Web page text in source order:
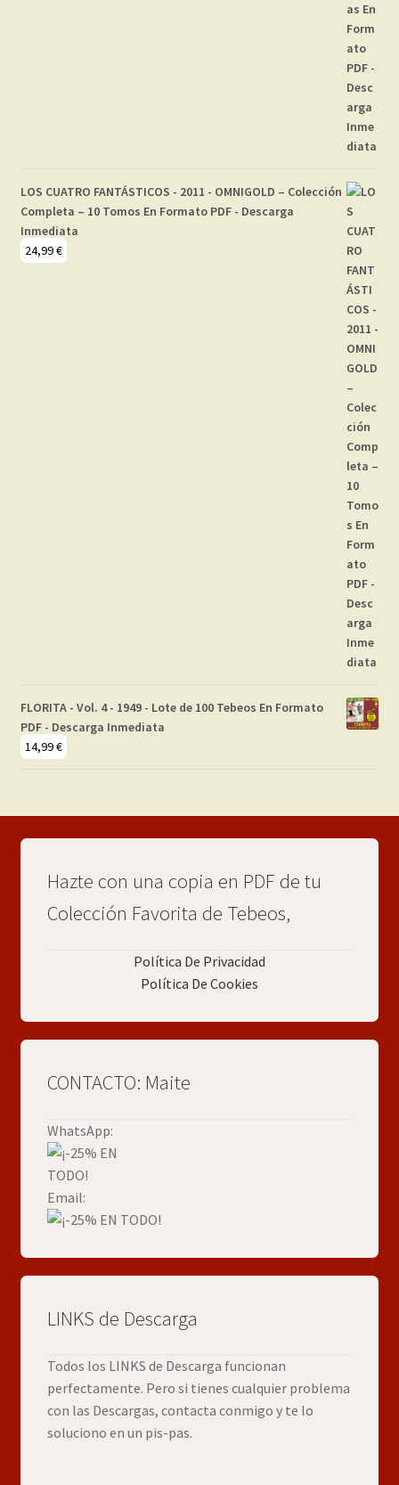
LOS CUATRO FANTÁSTICOS - 2011 - OMNIGOLD – Colección
Completa – 10 Tomos En Formato PDF - Descarga
Inmediata
24,99€
FLORITA - Vol. 4 - 1949 - Lote de 100 Tebeos En Formato
PDF - Descarga Inmediata
14,99€
Hazte con una copia en PDF de tu
Colección Favorita de Tebeos,
Política De Privacidad
Política De Cookies
CONTACTO: Maite
WhatsApp:
Email:
LINKS de Descarga
Todos los LINKS de Descarga funcionan
perfectamente. Pero si tienes cualquier problema
con las Descargas, contacta conmigo y te lo
soluciono en un pis-pas.